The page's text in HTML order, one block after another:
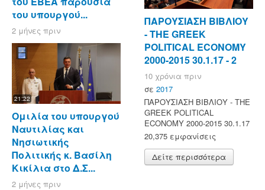
του υπουργού...
2 μήνες πριν
21:22
Ομιλία του υπουργού
Ναυτιλίας και
Νησιωτικής
Πολιτικής κ. Βασίλη
Κικίλια στο Δ.Σ...
2 μήνες πριν
ΠΑΡΟΥΣΙΑΣΗ ΒΙΒΛΙΟΥ
- ΤΗΕ GREEK
POLITICAL ECONOMY
2000-2015 30.1.17 - 2
10 χρόνια πριν
σε 2017
ΠΑΡΟΥΣΙΑΣΗ ΒΙΒΛΙΟΥ - ΤΗΕ
GREEK POLITICAL
ECONOMY 2000-2015 30.1.17
20,375 εμφανίσεις
Δείτε περισσότερα